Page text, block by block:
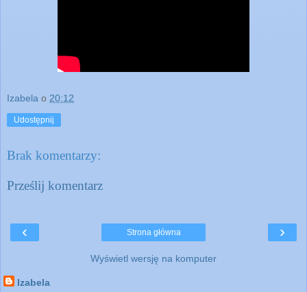
Izabela o 20:12
Udostępnij
Brak komentarzy:
Prześlij komentarz
‹ ›
Strona główna
Wyświetl wersję na komputer
Izabela